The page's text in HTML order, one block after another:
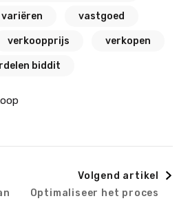
variëren vastgoed
verkoopprijs verkopen
biddit
Volgend artikel
Optimaliseer het proces